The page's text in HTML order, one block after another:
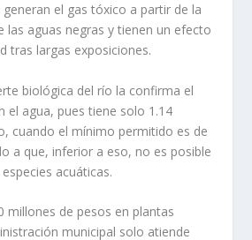
el gas tóxico a partir de la
las aguas negras y tienen un efecto
tras largas exposiciones.
biológica del río la confirma el
el agua, pues tiene solo 1.14
cuando el mínimo permitido es de
a que, inferior a eso, no es posible
acuáticas.
millones de pesos en plantas
municipal solo atiende